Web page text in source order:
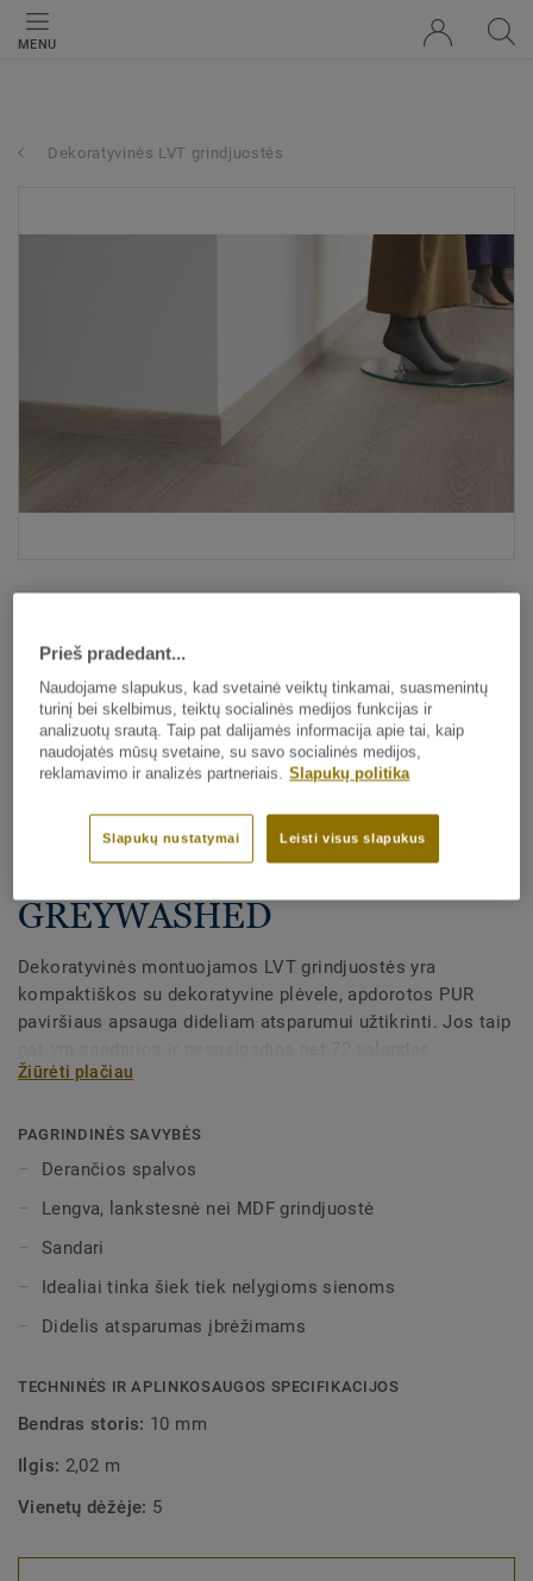
MENU
Dekoratyvinės LVT grindjuostės
Visi dekorai (175)
Dekoratyvinės LVT
grindjuostės - Lakeside Oak
GREYWASHED
Dekoratyvinės montuojamos LVT grindjuostės yra
kompaktiškos su dekoratyvine plėvele, apdorotos PUR
paviršiaus apsauga dideliam atsparumui užtikrinti. Jos taip
mirkomos vandenyje. Gali būti dviejų aukščių – 60 mm ir
spalvų pilnai apdailai užtikrinti. Dekoratyvinės
montuojamos grindjuostės dera su visomis LVT grindimis
(Glue-Down, Click ir Loose-Lay).
Žiūrėti plačiau
PAGRINDINĖS SAVYBĖS
Derančios spalvos
Lengva, lankstesnė nei MDF grindjuostė
Sandari
Idealiai tinka šiek tiek nelygioms sienoms
Didelis atsparumas įbrėžimams
TECHNINĖS IR APLINKOSAUGOS SPECIFIKACIJOS
Bendras storis: 10 mm
Ilgis: 2,02 m
Vienetų dėžėje: 5
Prieš pradedant...
Naudojame slapukus, kad svetainė veiktų tinkamai, suasmenintų
turinį bei skelbimus, teiktų socialinės medijos funkcijas ir
analizuotų srautą. Taip pat dalijamės informacija apie tai, kaip
naudojatės mūsų svetaine, su savo socialinės medijos,
reklamavimo ir analizės partneriais. Slapukų politika
Leisti visus slapukus
Slapukų nustatymai